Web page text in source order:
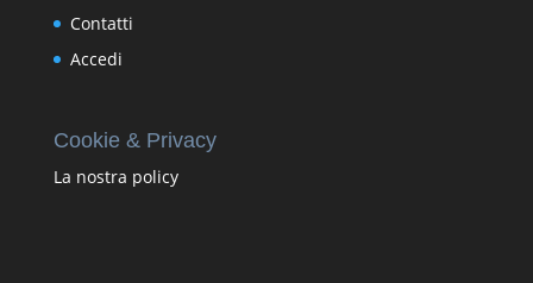
Contatti
Accedi
Cookie & Privacy
La nostra policy